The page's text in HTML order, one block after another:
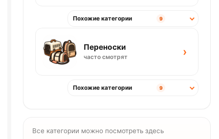
Похожие категории 9
Переноски
часто смотрят ›
Похожие категории 9
Все категории можно посмотреть здесь